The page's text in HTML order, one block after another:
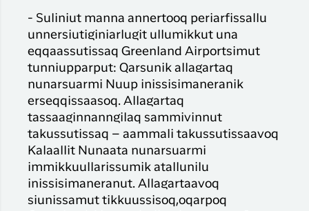
- Suliniut manna annertooq periarfissallu
unnersiutiginiarlugit ullumikkut una
eqqaassutissaq Greenland Airportsimut
tunniupparput: Qarsunik allagartaq
nunarsuarmi Nuup inissisimaneranik
erseqqissaasoq. Allagartaq
tassaaginnanngilaq sammivinnut
takussutissaq – aammali takussutissaavoq
Kalaallit Nunaata nunarsuarmi
immikkuullarissumik atallunilu
inissisimaneranut. Allagartaavoq
siunissamut tikkuussisoq,oqarpoq